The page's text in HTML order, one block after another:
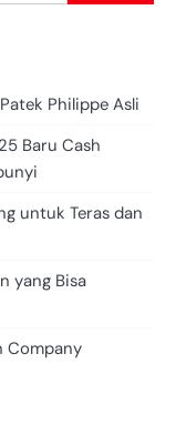
Philippe Asli
Baru Cash
untuk Teras dan
yang Bisa
Company